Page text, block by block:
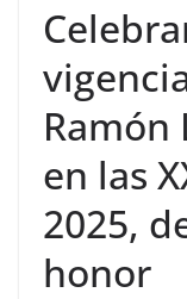
Ramón
en las
2025,
honor